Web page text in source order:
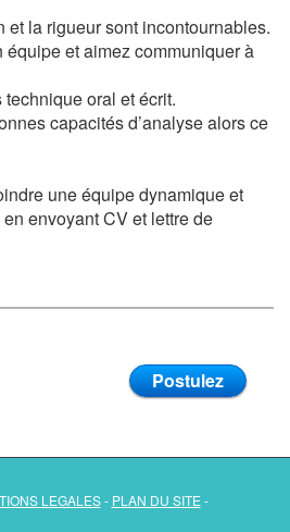
et la rigueur sont incontournables.
et aimez communiquer à
oral et écrit.
capacités d’analyse alors ce
une équipe dynamique et
envoyant CV et lettre de
Postulez
LEGALES- PLAN DU SITE -